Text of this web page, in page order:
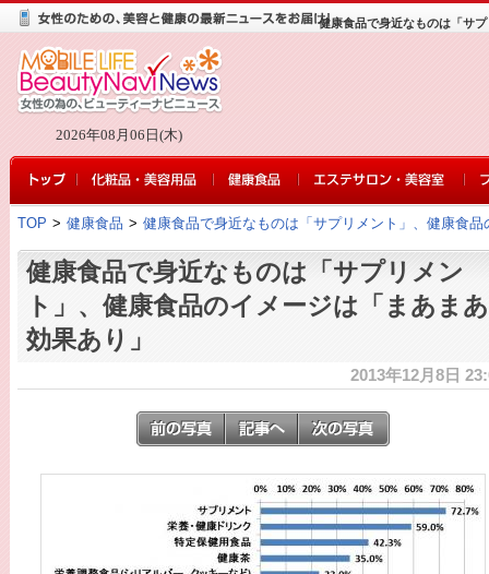
2026年08月06日(木)
健康食品で身近なものは「サ
TOP > 健康食品 > 健康食品で身近なものは「サプリメント」、健康食
健康食品で身近なものは「サプリメン
ト」、健康食品のイメージは「まあまあ
効果あり」
2013年12月8日